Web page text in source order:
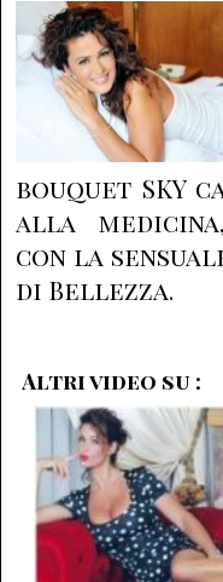
bouquet SKY
alla
con la
di Bellezza.
Altri video su :